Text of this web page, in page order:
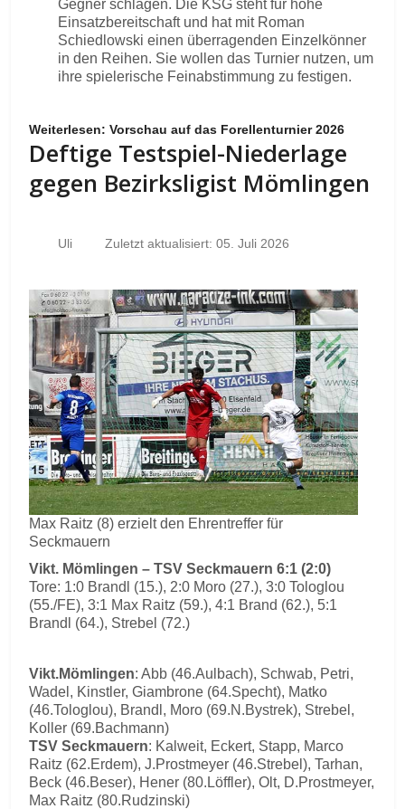
Gegner schlagen. Die KSG steht für hohe
Einsatzbereitschaft und hat mit Roman
Schiedlowski einen überragenden Einzelkönner
in den Reihen. Sie wollen das Turnier nutzen, um
ihre spielerische Feinabstimmung zu festigen.
Weiterlesen: Vorschau auf das Forellenturnier 2026
Deftige Testspiel-Niederlage
gegen Bezirksligist Mömlingen
Uli Zuletzt aktualisiert: 05. Juli 2026
Max Raitz (8) erzielt den Ehrentreffer für
Seckmauern
Vikt. Mömlingen – TSV Seckmauern 6:1 (2:0)
Tore: 1:0 Brandl (15.), 2:0 Moro (27.), 3:0 Tologlou
(55./FE), 3:1 Max Raitz (59.), 4:1 Brand (62.), 5:1
Brandl (64.), Strebel (72.)
Vikt.Mömlingen: Abb (46.Aulbach), Schwab, Petri,
Wadel, Kinstler, Giambrone (64.Specht), Matko
(46.Tologlou), Brandl, Moro (69.N.Bystrek), Strebel,
Koller (69.Bachmann)
TSV Seckmauern: Kalweit, Eckert, Stapp, Marco
Raitz (62.Erdem), J.Prostmeyer (46.Strebel), Tarhan,
Beck (46.Beser), Hener (80.Löffler), Olt, D.Prostmeyer,
Max Raitz (80.Rudzinski)